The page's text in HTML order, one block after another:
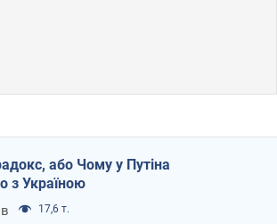
або Чому у Путіна
з Україною
17,6 т.